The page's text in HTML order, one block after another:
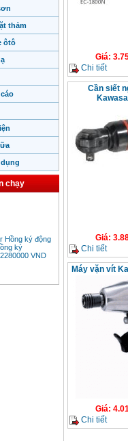
thảm
ôtô
chạy
ký
2280000
Giá:
Chi tiết
Cần siết
Giá:
Chi tiết
Máy vặn vít
Giá:
Chi tiết